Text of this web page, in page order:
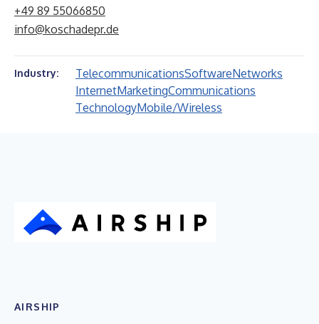
+49 89 55066850
info@koschadepr.de
Industry: TelecommunicationsSoftwareNetworks
InternetMarketingCommunications
TechnologyMobile/Wireless
AIRSHIP